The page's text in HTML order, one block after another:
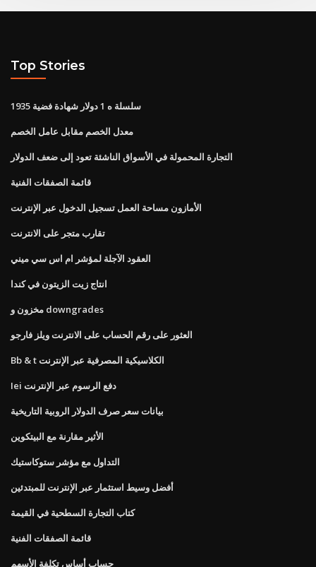
Top Stories
1935 سلسلة ه 1 دولار شهادة فضية
معدل الخصم مقابل عامل الخصم
التجارة المحمولة في الأسواق الناشئة تعود إلى ضعف الدولار
قائمة الصفقات الفنية
الأمازون مساحة العمل تسجيل الدخول عبر الإنترنت
تقارب متجر على الانترنت
العقود الآجلة لمؤشر ام اس سي ميني
انتاج زيت الزيتون في كندا
مخزون و downgrades
العثور على رقم الحساب على الانترنت ويلز فارجو
Bb & t الكلاسيكية المصرفية عبر الإنترنت
Iei دفع الرسوم عبر الإنترنت
بيانات سعر صرف الدولار الروبية التاريخية
الأثير مقارنة مع البيتكوين
التداول مع مؤشر ستوكاستيك
أفضل وسيط استثمار عبر الإنترنت للمبتدئين
كتاب التجارة السطحية في القيمة
قائمة الصفقات الفنية
حساب أساس تكلفة الأسهم